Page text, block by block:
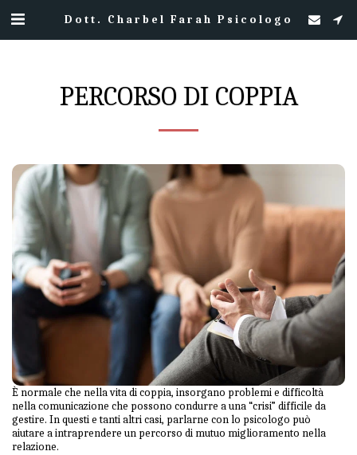
Dott. Charbel Farah Psicologo
PERCORSO DI COPPIA
È normale che nella vita di coppia, insorgano problemi e difficoltà
nella comunicazione che possono condurre a una “crisi” difficile da
gestire. In questi e tanti altri casi, parlarne con lo psicologo può
aiutare a intraprendere un percorso di mutuo miglioramento nella
relazione.